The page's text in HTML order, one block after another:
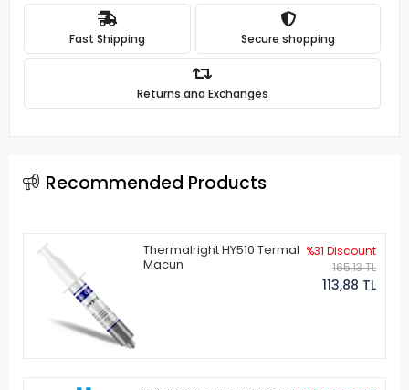
Fast Shipping Secure shopping
Returns and Exchanges
Recommended Products
Thermalright HY510 Termal
Macun
%31 Discount
165,13 TL
113,88 TL